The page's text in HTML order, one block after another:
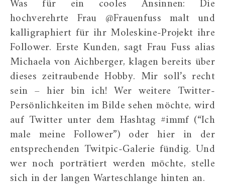
Was für ein cooles Ansinnen: Die
hochverehrte Frau @Frauenfuss malt und
kalligraphiert für ihr Moleskine-Projekt ihre
Follower. Erste Kunden, sagt Frau Fuss alias
Michaela von Aichberger, klagen bereits über
dieses zeitraubende Hobby. Mir soll’s recht
sein – hier bin ich! Wer weitere Twitter-
Persönlichkeiten im Bilde sehen möchte, wird
auf Twitter unter dem Hashtag #immf (“Ich
male meine Follower”) oder hier in der
entsprechenden Twitpic-Galerie fündig. Und
wer noch porträtiert werden möchte, stelle
sich in der langen Warteschlange hinten an.